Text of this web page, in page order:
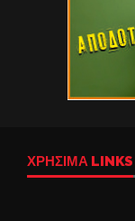
ΧΡΉΣΙΜΑ LINKS